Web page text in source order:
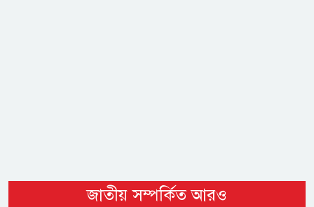
জাতীয় সম্পর্কিত আরও